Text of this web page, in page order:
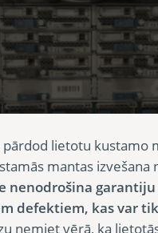
5108 + FI +
13 500,00€
lietotu kustamo
mantas
nenodrošina
defektiem, kas var
ņemiet vērā, ka